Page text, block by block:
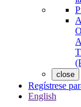
close
Regístrese
English